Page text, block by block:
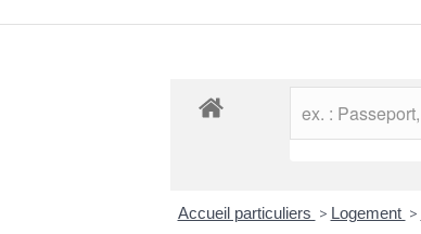
Accueil particuliers > Logement >